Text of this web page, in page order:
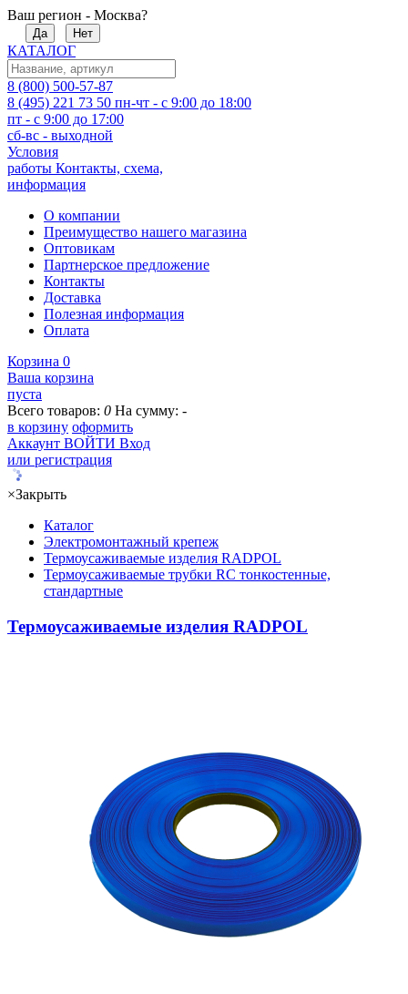
Ваш регион - Москва?
Да Нет
КАТАЛОГ
8 (800) 500-57-87
8 (495) 221 73 50 пн-чт - с 9:00 до 18:00
пт - с 9:00 до 17:00
сб-вс - выходной
Условия
работы Контакты, схема,
информация
О компании
Преимущество нашего магазина
Оптовикам
Партнерское предложение
Контакты
Доставка
Полезная информация
Оплата
Корзина 0
Ваша корзина
пуста
Всего товаров: 0 На сумму: -
в корзину оформить
Аккаунт ВОЙТИ Вход
или регистрация
×Закрыть
Каталог
Электромонтажный крепеж
Термоусаживаемые изделия RADPOL
Термоусаживаемые трубки RC тонкостенные,
стандартные
Термоусаживаемые изделия RADPOL